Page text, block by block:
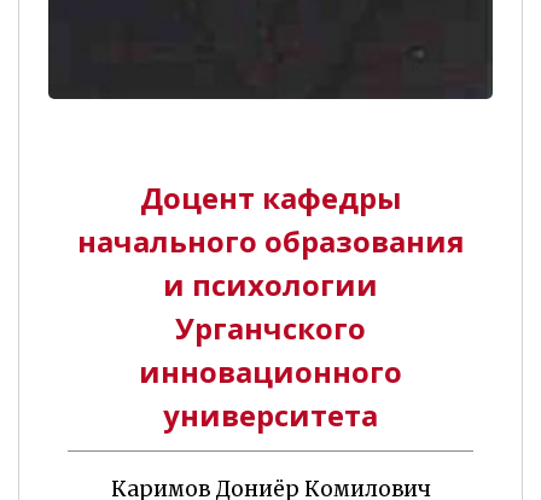
Доцент кафедры
начального образования
и психологии
Урганчского
инновационного
университета
Каримов Дониёр Комилович